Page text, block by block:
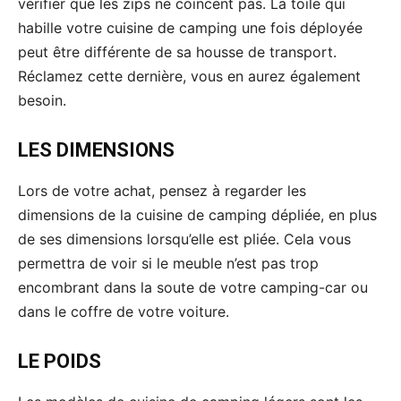
habille votre cuisine de camping une fois déployée
peut être différente de sa housse de transport.
Réclamez cette dernière, vous en aurez également
besoin.
LES DIMENSIONS
Lors de votre achat, pensez à regarder les
dimensions de la cuisine de camping dépliée, en plus
de ses dimensions lorsqu’elle est pliée. Cela vous
permettra de voir si le meuble n’est pas trop
encombrant dans la soute de votre camping-car ou
dans le coffre de votre voiture.
LE POIDS